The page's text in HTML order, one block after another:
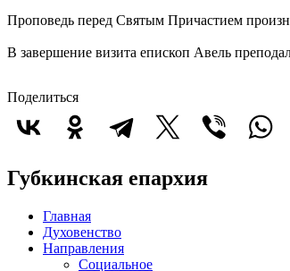
Проповедь перед Святым Причастием
В завершение визита епископ Авель
Поделиться
Губкинская епархия
Главная
Духовенство
Направления
Социальное